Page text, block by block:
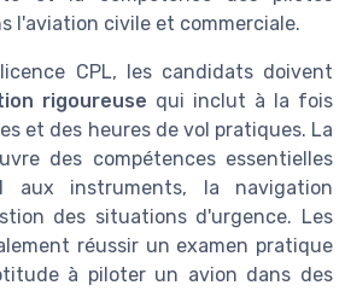
l'aviation civile et commerciale.
CPL, les candidats doivent
rigoureuse qui inclut à la fois
et des heures de vol pratiques. La
des compétences essentielles
instruments, la navigation
des situations d'urgence. Les
réussir un examen pratique
à piloter un avion dans des